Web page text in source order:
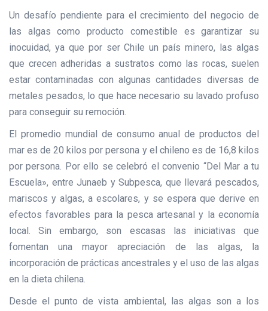
Un desafío pendiente para el crecimiento del negocio de
las algas como producto comestible es garantizar su
inocuidad, ya que por ser Chile un país minero, las algas
que crecen adheridas a sustratos como las rocas, suelen
estar contaminadas con algunas cantidades diversas de
metales pesados, lo que hace necesario su lavado profuso
para conseguir su remoción.
El promedio mundial de consumo anual de productos del
mar es de 20 kilos por persona y el chileno es de 16,8 kilos
por persona. Por ello se celebró el convenio “Del Mar a tu
Escuela», entre Junaeb y Subpesca, que llevará pescados,
mariscos y algas, a escolares, y se espera que derive en
efectos favorables para la pesca artesanal y la economía
local. Sin embargo, son escasas las iniciativas que
fomentan una mayor apreciación de las algas, la
incorporación de prácticas ancestrales y el uso de las algas
en la dieta chilena.
Desde el punto de vista ambiental, las algas son a los